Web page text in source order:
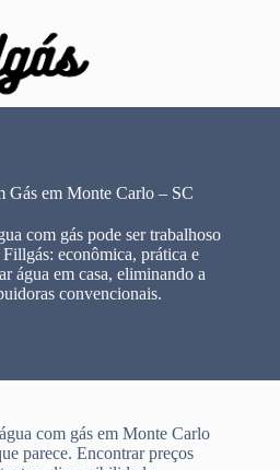
Gás em Monte Carlo – SC
com gás pode ser trabalhoso
econômica, prática e
água em casa, eliminando a
convencionais.
com gás em Monte Carlo
parece. Encontrar preços